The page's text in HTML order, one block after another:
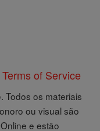
Terms of Service
Todos os materiais
ou visual são
e estão